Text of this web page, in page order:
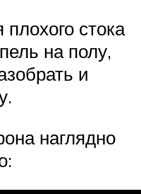
стока
на полу,
и
наглядно